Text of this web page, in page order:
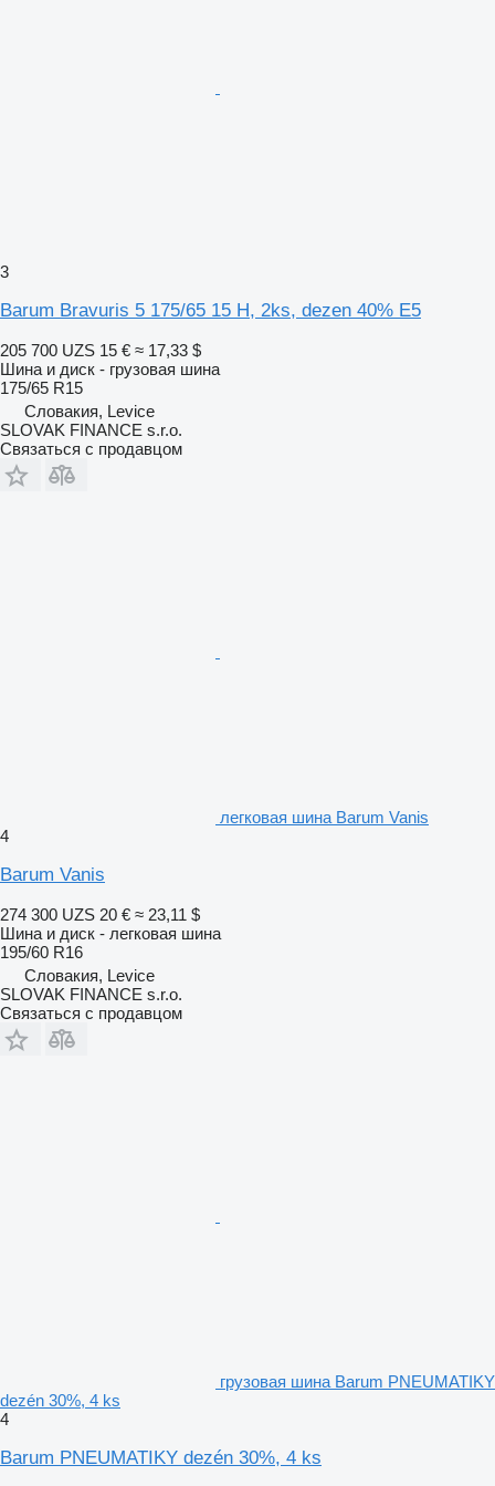
3
Barum Bravuris 5 175/65 15 H, 2ks, dezen 40% E5
205 700 UZS 15 € ≈ 17,33 $
Шина и диск - грузовая шина
175/65 R15
Словакия, Levice
SLOVAK FINANCE s.r.o.
Связаться с продавцом
легковая шина Barum Vanis
4
Barum Vanis
274 300 UZS 20 € ≈ 23,11 $
Шина и диск - легковая шина
195/60 R16
Словакия, Levice
SLOVAK FINANCE s.r.o.
Связаться с продавцом
грузовая шина Barum PNEUMATIKY
dezén 30%, 4 ks
4
Barum PNEUMATIKY dezén 30%, 4 ks